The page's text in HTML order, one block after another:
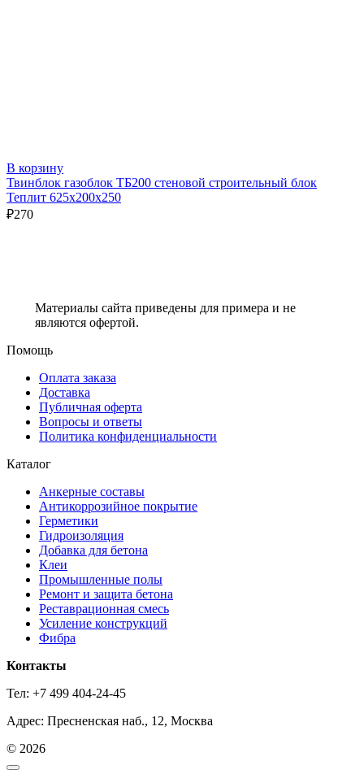
В корзину
Твинблок газоблок ТБ200 стеновой строительный блок
Теплит 625х200х250
₽270
Материалы сайта приведены для примера и не
являются офертой.
Помощь
Оплата заказа
Доставка
Публичная оферта
Вопросы и ответы
Политика конфиденциальности
Каталог
Анкерные составы
Антикоррозийное покрытие
Герметики
Гидроизоляция
Добавка для бетона
Клеи
Промышленные полы
Ремонт и защита бетона
Реставрационная смесь
Усиление конструкций
Фибра
Контакты
Тел: +7 499 404-24-45
Адрес: Пресненская наб., 12, Москва
© 2026